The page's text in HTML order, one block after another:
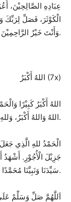
عِبَادِهِ الصَّالِحِيْنَ،
الْكَوْثَرَ، فَصَلِّ لِرَبِّكَ
وَأَنْتَ خَيْرُ الرَّاحِمِيْنَ.
اللهُ أَكْبَرُ (7x)
اللهُ أَكْبَرُ كَبِيْرًا
اللهُ وَاللهُ أَكْبَرُ، وَللهِ الْحَمْدُ.
الْحَمْدُ للهِ الَّذِي
جَزِيْلَ الْأُجُوْرِ. أَشْهَدُ
سَيِّدَنَا وَنَبِيَّنَا مُحَمَّدًا عَبْدُهُ وَرَسُوْلُهُ.
اَللَّهُمَّ صَلِّ وَسَلِّمْ